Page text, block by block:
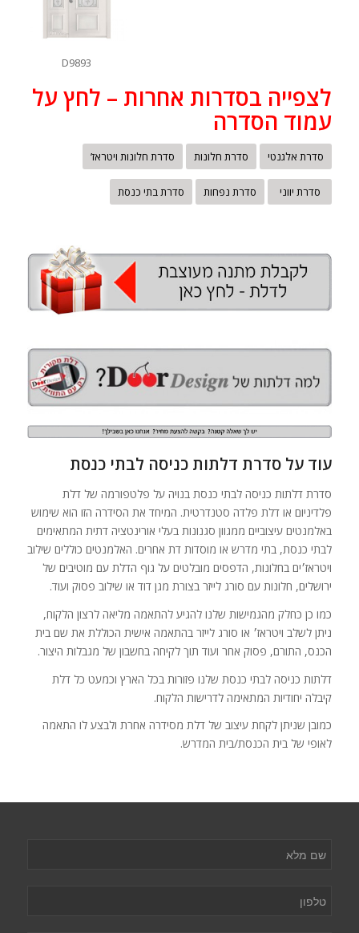
D9893
לצפייה בסדרות אחרות – לחץ על
עמוד הסדרה
סדרת אלגנטי סדרת חלונות סדרת חלונות ויטראז’
סדרת יווני סדרת נפחות סדרת בתי כנסת
עוד על סדרת דלתות כניסה לבתי כנסת
סדרת דלתות כניסה לבתי כנסת בנויה על פלטפורמה של דלת
פלדיניום או דלת פלדה סטנדרטית. המיחד את הסידרה הזו הוא שימוש
באלמנטים עיצוביים ממגוון סגנונות בעלי אורינטציה דתית המתאימים
לבתי כנסת, בתי מדרש או מוסדות דת אחרים. האלמנטים כוללים שילוב
ויטראז׳ים בחלונות, הדפסים מובלטים על גוף הדלת עם מוטיבים של
ירושלים, חלונות עם סורג לייזר בצורת מגן דוד או שילוב פסוק ועוד.
כמו כן כחלק מהגמישות שלנו להגיע להתאמה מליאה לרצון הלקוח,
ניתן לשלב ויטראז׳ או סורג לייזר בהתאמה אישית הכוללת את שם בית
הכנס, התורם, פסוק אחר ועוד תוך לקיחה בחשבון של מגבלות היצור.
דלתות כניסה לבתי כנסת שלנו פזורות בכל הארץ וכמעט כל דלת
קיבלה יחודיות המתאימה לדרישות הלקוח.
כמובן שניתן לקחת עיצוב של דלת מסידרה אחרת ולבצע לו התאמה
לאופי של בית הכנסת/בית המדרש.